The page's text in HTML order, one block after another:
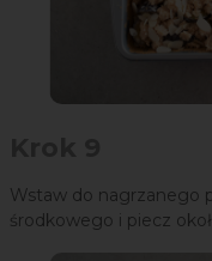
Wstaw do nagrzanego
środkowego i piecz